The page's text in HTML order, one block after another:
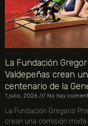
La Fundación
Valdepeñas crean
centenario de la
1 julio, 2026 No hay
La Fundación Gregorio
crean una comisión